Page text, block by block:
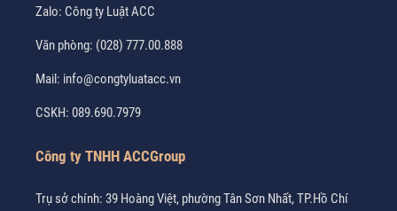
Zalo: Công ty Luật ACC
Văn phòng: (028) 777.00.888
Mail: info@congtyluatacc.vn
CSKH: 089.690.7979
Công ty TNHH ACCGroup
Trụ sở chính: 39 Hoàng Việt, phường Tân Sơn Nhất, TP.Hồ Chí